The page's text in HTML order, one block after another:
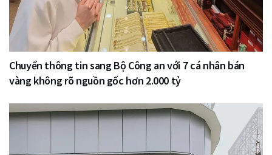
Chuyển thông tin sang Bộ Công an với 7 cá nhân bán
vàng không rõ nguồn gốc hơn 2.000 tỷ